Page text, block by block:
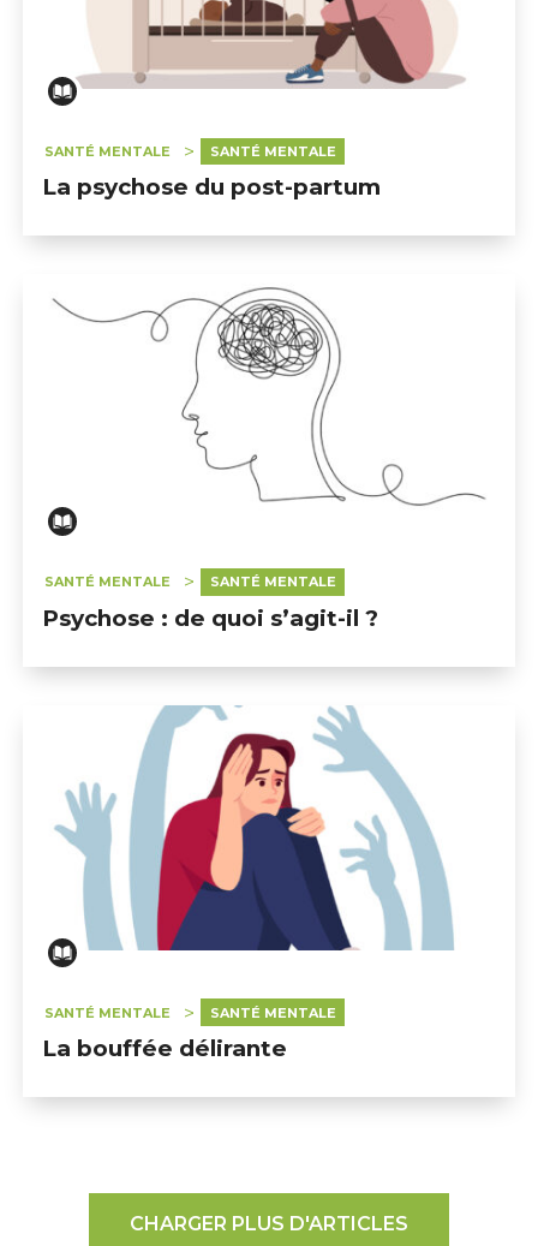
SANTÉ MENTALE SANTÉ MENTALE
La psychose du post-partum
SANTÉ MENTALE SANTÉ MENTALE
Psychose : de quoi s’agit-il ?
SANTÉ MENTALE SANTÉ MENTALE
La bouffée délirante
CHARGER PLUS D'ARTICLES